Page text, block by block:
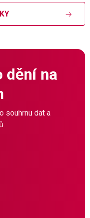
dění na
souhrnu dat a